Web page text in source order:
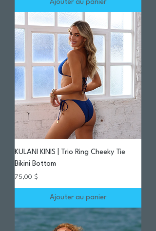
Ajouter au panier
KULANI KINIS | Trio Ring Cheeky Tie
Bikini Bottom
Prix
75,00 $
Ajouter au panier